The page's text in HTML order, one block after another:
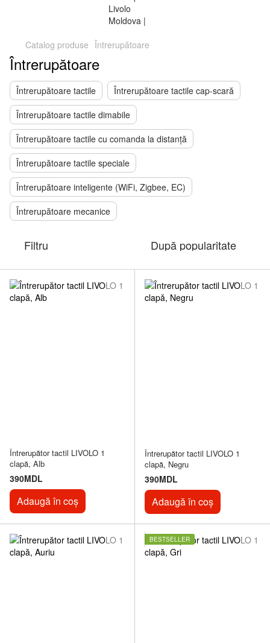
Catalog produse Întrerupătoare
Întrerupătoare
Întrerupătoare tactile
Întrerupătoare tactile cap-scară
Întrerupătoare tactile dimabile
Întrerupătoare tactile cu comanda la distanță
Întrerupătoare tactile speciale
Întrerupătoare inteligente (WiFi, Zigbee, EC)
Întrerupătoare mecanice
Filtru După popularitate
Întrerupător tactil LIVOLO 1
clapă, Alb
390MDL
Adaugă în coș
Întrerupător tactil LIVOLO 1
clapă, Negru
390MDL
Adaugă în coș
BESTSELLER